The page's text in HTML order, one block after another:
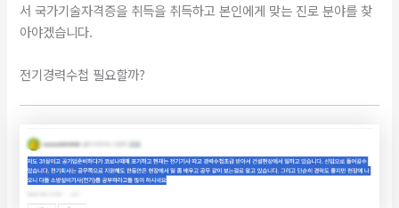
서 국가기술자격증을 취득을 취득하고 본인에게 맞는 진로 분야를 찾
아야겠습니다.
전기경력수첩 필요할까?